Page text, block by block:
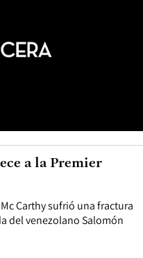
Carthy sufrió una fractura
del venezolano Salomón
a la Premier